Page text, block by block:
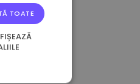
TOATE